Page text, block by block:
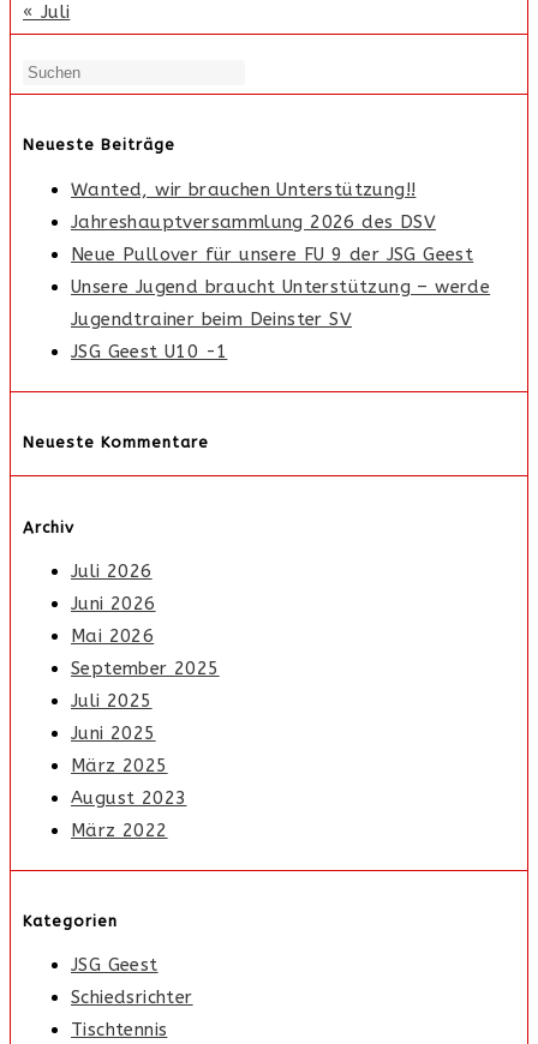
« Juli
Neueste Beiträge
Wanted, wir brauchen Unterstützung!!
Jahreshauptversammlung 2026 des DSV
Neue Pullover für unsere FU 9 der JSG Geest
Unsere Jugend braucht Unterstützung – werde
Jugendtrainer beim Deinster SV
JSG Geest U10 -1
Neueste Kommentare
Archiv
Juli 2026
Juni 2026
Mai 2026
September 2025
Juli 2025
Juni 2025
März 2025
August 2023
März 2022
Kategorien
JSG Geest
Schiedsrichter
Tischtennis